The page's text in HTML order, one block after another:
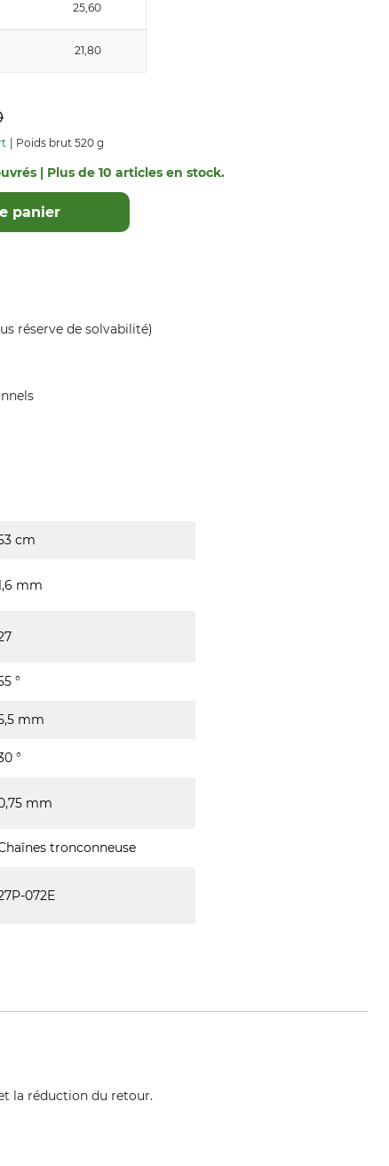
25,60
21,80
Poids brut 520 g
| Plus de 10 articles en stock.
panier
réserve de solvabilité)
cm
mm
°
mm
°
mm
tronconneuse
072E
la réduction du retour.